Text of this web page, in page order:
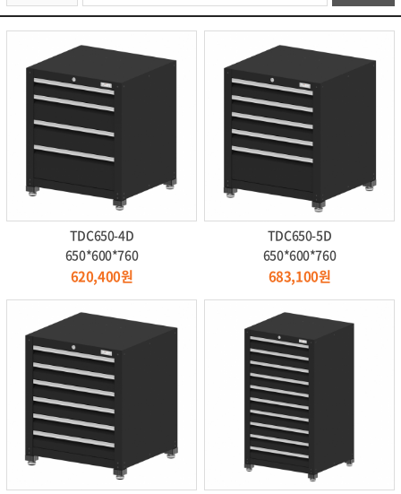
TDC650-4D
650*600*760
620,400원
TDC650-5D
650*600*760
683,100원